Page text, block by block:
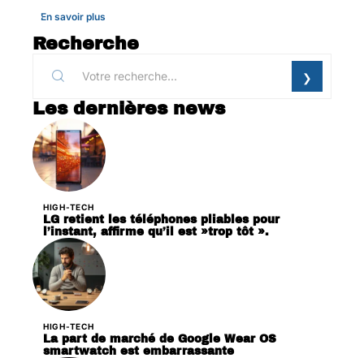
En savoir plus
Recherche
Les dernières news
HIGH-TECH
LG retient les téléphones pliables pour
l’instant, affirme qu’il est »trop tôt ».
HIGH-TECH
La part de marché de Google Wear OS
smartwatch est embarrassante